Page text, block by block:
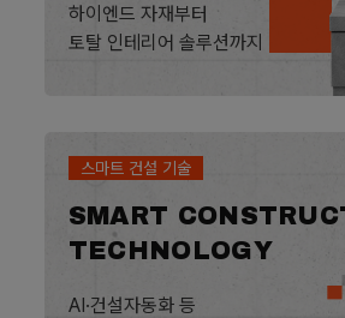
하이엔드 자재부터
토탈 인테리어 솔루션까지
스마트 건설 기술
SMART
TECHNOLOGY
AI·건설자동화 등